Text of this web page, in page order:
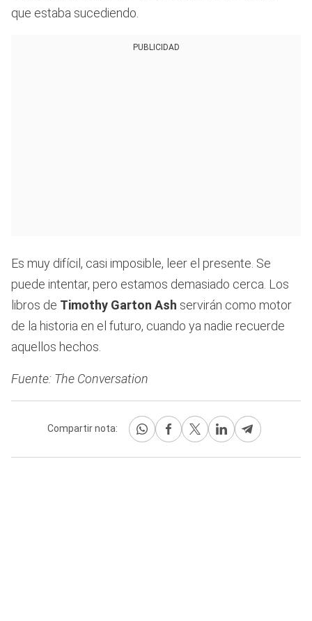
que estaba sucediendo.
PUBLICIDAD
Es muy difícil, casi imposible, leer el presente. Se
puede intentar, pero estamos demasiado cerca. Los
libros de Timothy Garton Ash servirán como motor
de la historia en el futuro, cuando ya nadie recuerde
aquellos hechos.
Fuente: The Conversation
Compartir nota: